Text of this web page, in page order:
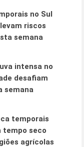
no Sul
riscos
semana
intensa no
desafiam
semana
temporais
tempo seco
agrícolas